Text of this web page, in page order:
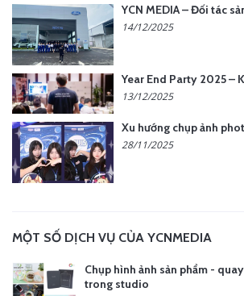
14/12/2025
13/12/2025
28/11/2025
MỘT SỐ DỊCH VỤ CỦA YCNMEDIA
Chụp hình ảnh sản phẩm -
trong studio